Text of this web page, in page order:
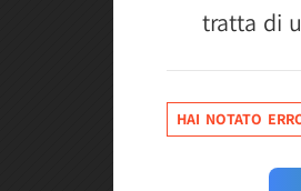
tratta di
HAI NOTATO